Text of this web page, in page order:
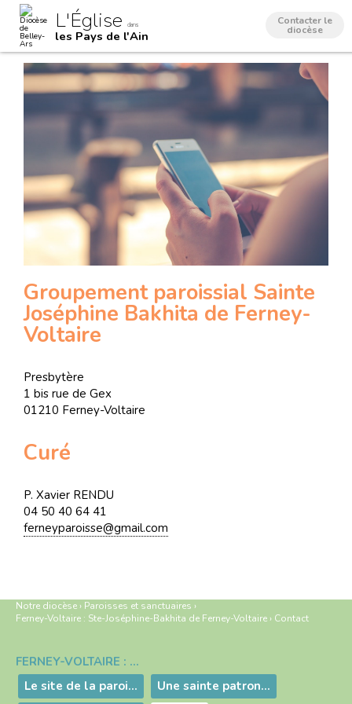
contenu.
Outils
personnels
L'Église dans
les Pays de l'Ain
Contacter le
diocèse
Groupement paroissial Sainte
Joséphine Bakhita de Ferney-
Voltaire
Presbytère
1 bis rue de Gex
01210 Ferney-Voltaire
Curé
P. Xavier RENDU
04 50 40 64 41
ferneyparoisse@gmail.com
Notre diocèse › Paroisses et sanctuaires ›
Ferney-Voltaire : Ste-Joséphine-Bakhita de Ferney-Voltaire › Contact
Navigation
FERNEY-VOLTAIRE : STE-JOSÉPHINE-BAKHITA DE FERNEY-VOLTAIRE
Le site de la paroisse de Ferney
Une sainte patronne pour le groupement de Ferney